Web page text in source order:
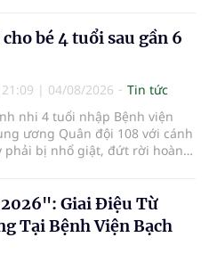
truyền thông, hoàn thiện
trình chuyên môn và hệ thống
và ghép mô tạng.
bé 4 tuổi sau gần 6
21:09 | 04/08/2026
Tin tức
nhi 4 tuổi nhập Bệnh viện
ương Quân đội 108 với cánh
phải bị nhổ giật, đứt rời hoàn
nặng và thời gian thiếu
kéo dài, các bác sĩ đã tái lập
hoàn thành công sau ca vi
kéo dài 3 giờ.
2026": Giai Điệu Từ
Tại Bệnh Viện Bạch